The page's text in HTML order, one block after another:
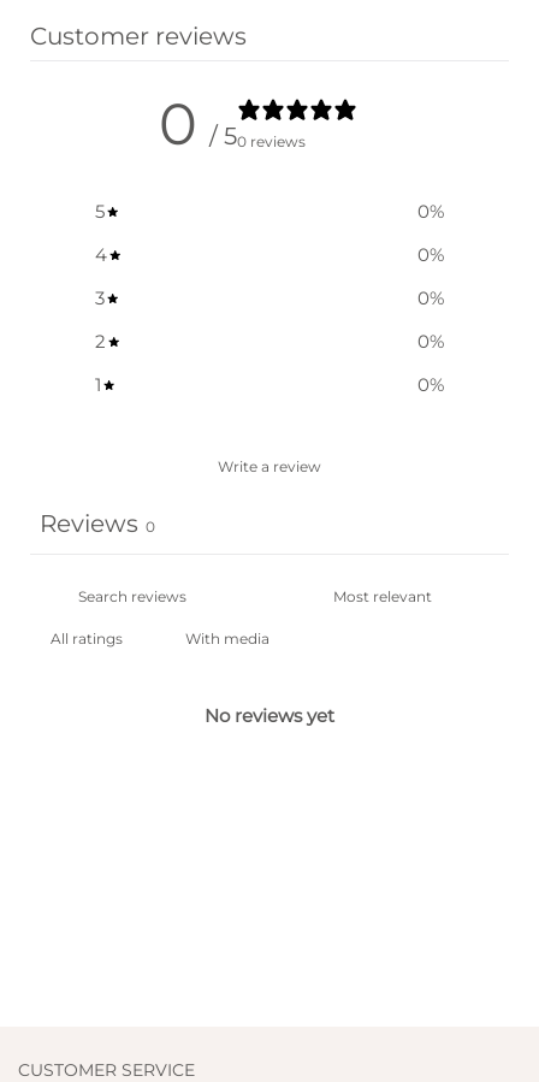
Customer reviews
0 / 50 reviews
5 0%
4
0%
3
0%
2
0%
1
0%
Write a review
Reviews 0
With media
No reviews yet
CUSTOMER SERVICE